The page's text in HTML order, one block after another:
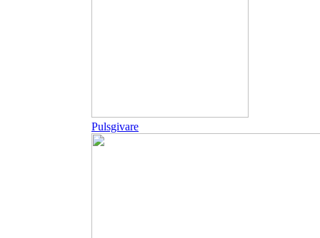
Pulsgivare